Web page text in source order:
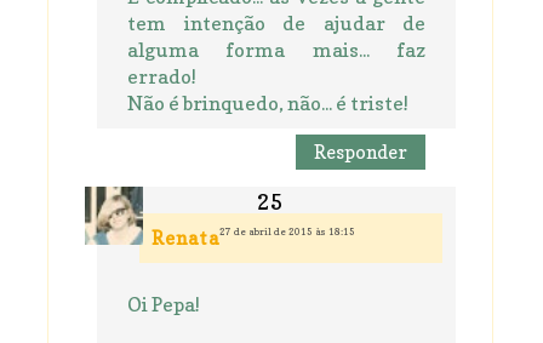
tem intenção de ajudar de
alguma forma mais... faz
errado!
Não é brinquedo, não... é triste!
Responder
Renata27 de abril de 2015 às 18:15
Oi Pepa!